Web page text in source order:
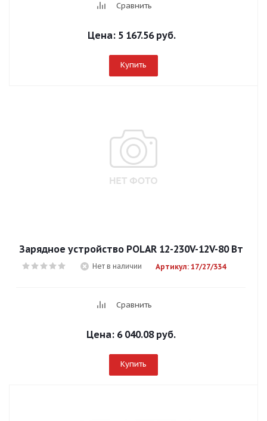
Сравнить
Цена: 5 167.56 руб.
Купить
Зарядное устройство POLAR 12-230V-12V-80 Bт
Нет в наличии Артикул: 17/27/334
Сравнить
Цена: 6 040.08 руб.
Купить